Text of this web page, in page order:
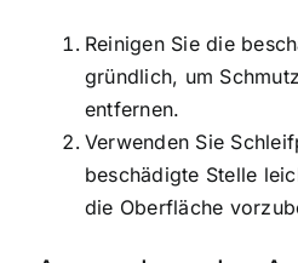
Reinigen Sie die
gründlich, um
entfernen.
Verwenden Sie
beschädigte Stelle
die Oberfläche